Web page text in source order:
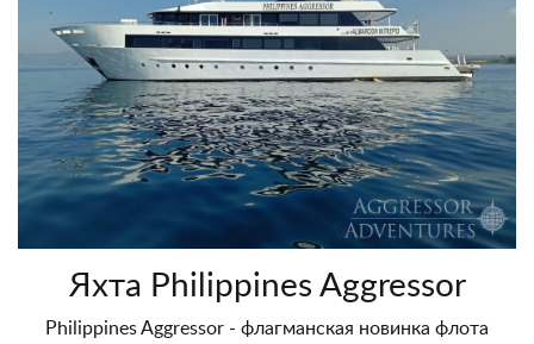
Яхта Philippines Aggressor
Philippines Aggressor - флагманская новинка флота